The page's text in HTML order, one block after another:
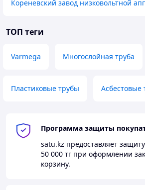
Кореневский завод низковольтной
ТОП теги
Varmega Многослойная труба
Пластиковые трубы Асбестовые
Программа защиты
satu.kz предоставляет
50 000 тг при оформлении
корзину.